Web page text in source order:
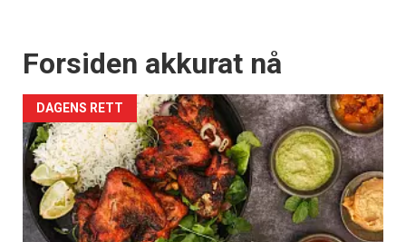
Forsiden akkurat nå
DAGENS RETT